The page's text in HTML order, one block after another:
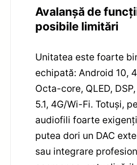
Avalanșă de
posibile limitări
Unitatea este foarte
echipată: Android 10,
Octa-core, QLED,
5.1, 4G/Wi-Fi. Totuși,
audiofili foarte
putea dori un DAC
sau integrare